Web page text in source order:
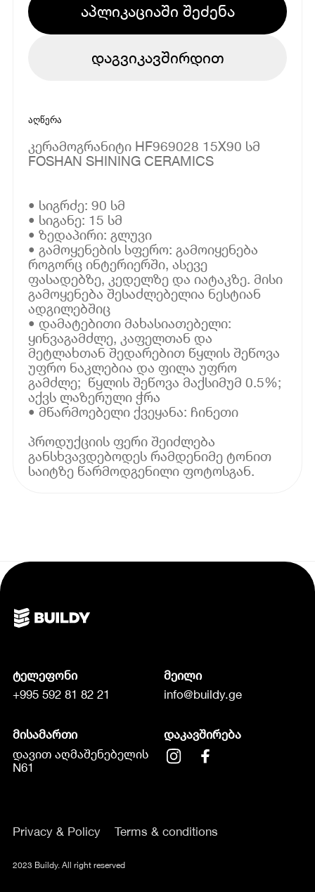
აპლიკაციაში შეძენა
დაგვიკავშირდით
აღწერა
კერამოგრანიტი HF969028 15X90 სმ
FOSHAN SHINING CERAMICS
• სიგრძე: 90 სმ
• სიგანე: 15 სმ
• ზედაპირი: გლუვი
• გამოყენების სფერო: გამოიყენება
როგორც ინტერიერში, ასევე
ფასადებზე, კედელზე და იატაკზე. მისი
გამოყენება შესაძლებელია ნესტიან
ადგილებშიც
• დამატებითი მახასიათებელი:
ყინვაგამძლე, კაფელთან და
მეტლახთან შედარებით წყლის შეწოვა
უფრო ნაკლებია და ფილა უფრო
გამძლე; წყლის შეწოვა მაქსიმუმ 0.5%;
აქვს ლაზერული ჭრა
• მწარმოებელი ქვეყანა: ჩინეთი
პროდუქციის ფერი შეიძლება
განსხვავდებოდეს რამდენიმე ტონით
საიტზე წარმოდგენილი ფოტოსგან.
ტელეფონი
+995 592 81 82 21
მეილი
info@buildy.ge
მისამართი
დავით აღმაშენებელის
N61
დაკავშირება
Privacy & Policy Terms & conditions
2023 Buildy. All right reserved